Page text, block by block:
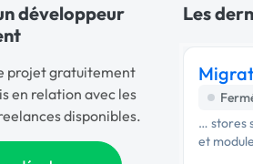
développeur
projet gratuitement
en relation avec les
disponibles.
Les
… stores
et